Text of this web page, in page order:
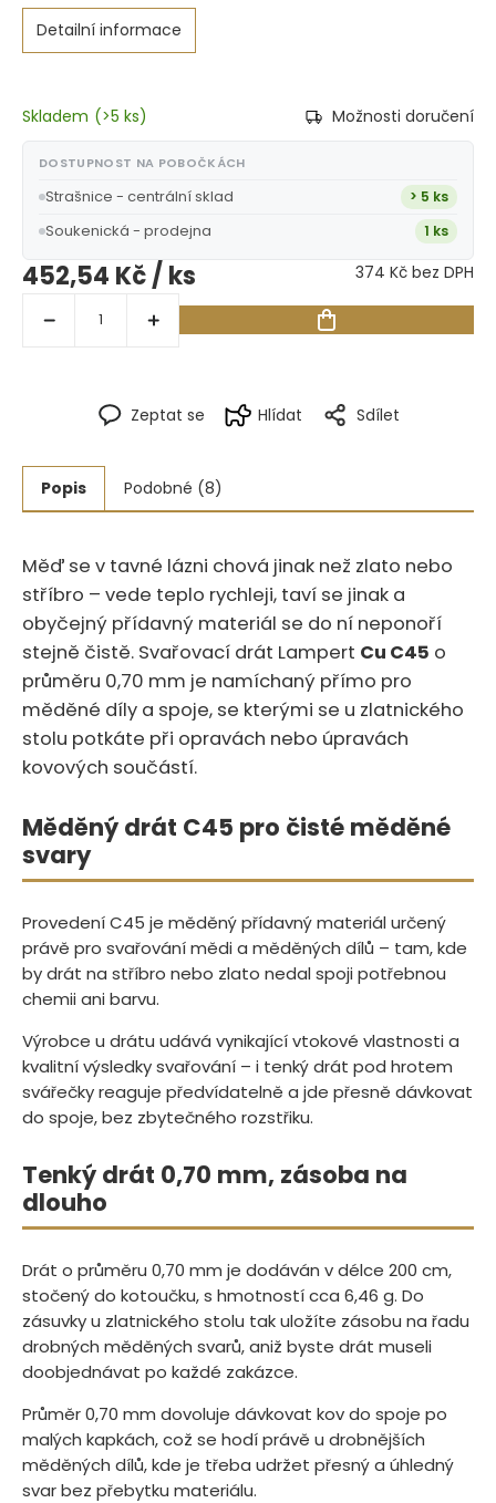
Detailní informace
Zeptat se Hlídat Sdílet
Skladem (>5 ks) Možnosti doručení
DOSTUPNOST NA POBOČKÁCH
Strašnice - centrální sklad > 5 ks
Soukenická - prodejna 1 ks
452,54 Kč/ ks 374 Kč bez DPH
Popis Podobné (8)
Měď se v tavné lázni chová jinak než zlato nebo
stříbro – vede teplo rychleji, taví se jinak a
obyčejný přídavný materiál se do ní neponoří
stejně čistě.‍​‍‌​​‌‌​​​‌‌​​​​‌‌‌​​​‌‌​​​​​​​‌‌​ Svařovací drát Lampert Cu C45 o
průměru 0,70 mm je namíchaný přímo pro
měděné díly a spoje, se kterými se u zlatnického
stolu potkáte při opravách nebo úpravách
kovových součástí.
Měděný drát C45 pro čisté měděné
svary
Provedení C45 je měděný přídavný materiál určený
právě pro svařování mědi a měděných dílů – tam, kde
by drát na stříbro nebo zlato nedal spoji potřebnou
chemii ani barvu.
Výrobce u drátu udává vynikající vtokové vlastnosti a
kvalitní výsledky svařování – i tenký drát pod hrotem
svářečky reaguje předvídatelně a jde přesně dávkovat
do spoje, bez zbytečného rozstřiku.
Tenký drát 0,70 mm, zásoba na
dlouho
Drát o průměru 0,70 mm je dodáván v délce 200 cm,
stočený do kotoučku, s hmotností cca 6,46 g. Do
zásuvky u zlatnického stolu tak uložíte zásobu na řadu
drobných měděných svarů, aniž byste drát museli
doobjednávat po každé zakázce.
Průměr 0,70 mm dovoluje dávkovat kov do spoje po
malých kapkách, což se hodí právě u drobnějších
měděných dílů, kde je třeba udržet přesný a úhledný
svar bez přebytku materiálu.